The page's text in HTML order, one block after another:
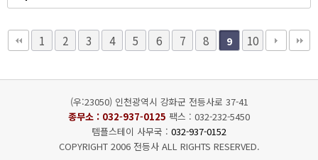
1 2 3 4 5 6 7 8 9 10
(우:23050) 인천광역시 강화군 전등사로 37-41
종무소 : 032-937-0125 팩스 : 032-232-5450
템플스테이 사무국 : 032-937-0152
COPYRIGHT 2006 전등사 ALL RIGHTS RESERVED.